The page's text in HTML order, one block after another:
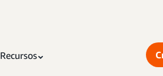
Recursos